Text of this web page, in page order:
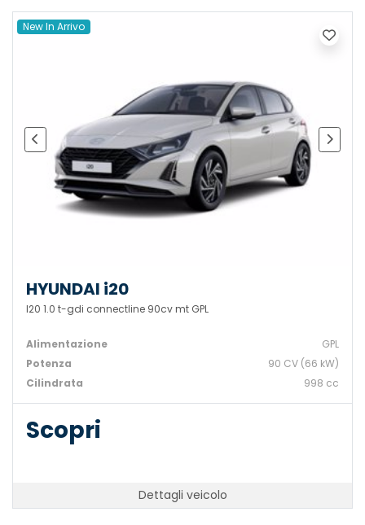
New In Arrivo
HYUNDAI i20
I20 1.0 t-gdi connectline 90cv mt GPL
Alimentazione
GPL
Potenza
90 CV (66 kW)
Cilindrata
998 cc
Scopri
Dettagli veicolo